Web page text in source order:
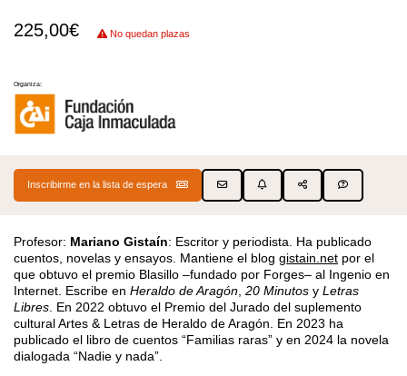
225,00€ No quedan plazas
Organiza:
Inscribirme en la lista de espera
Profesor: Mariano Gistaín: Escritor y periodista. Ha publicado
cuentos, novelas y ensayos. Mantiene el blog gistain.net por el
que obtuvo el premio Blasillo –fundado por Forges– al Ingenio en
Internet. Escribe en Heraldo de Aragón 20 Minutos y Letras
Libres . En 2022 obtuvo el Premio del Jurado del suplemento
cultural Artes & Letras de Heraldo de Aragón. En 2023 ha
publicado el libro de cuentos “Familias raras” y en 2024 la novela
dialogada “Nadie y nada”.